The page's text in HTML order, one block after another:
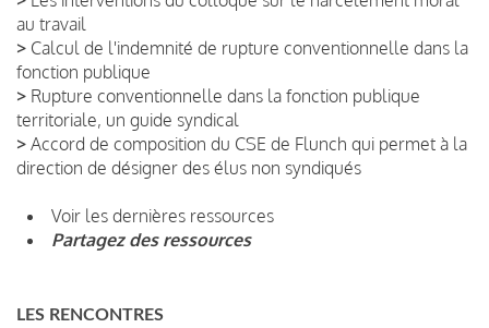
au travail
> Calcul de l'indemnité de rupture conventionnelle dans la
fonction publique
> Rupture conventionnelle dans la fonction publique
territoriale, un guide syndical
> Accord de composition du CSE de Flunch qui permet à la
direction de désigner des élus non syndiqués
Voir les dernières ressources
Partagez des ressources
LES RENCONTRES